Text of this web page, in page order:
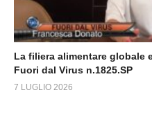
La filiera alimentare globale
Fuori dal Virus n.1825.SP
7 LUGLIO 2026